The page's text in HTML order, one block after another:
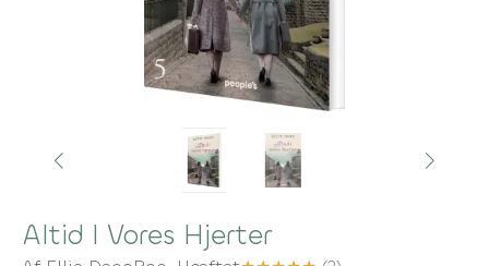
Altid I Vores Hjerter